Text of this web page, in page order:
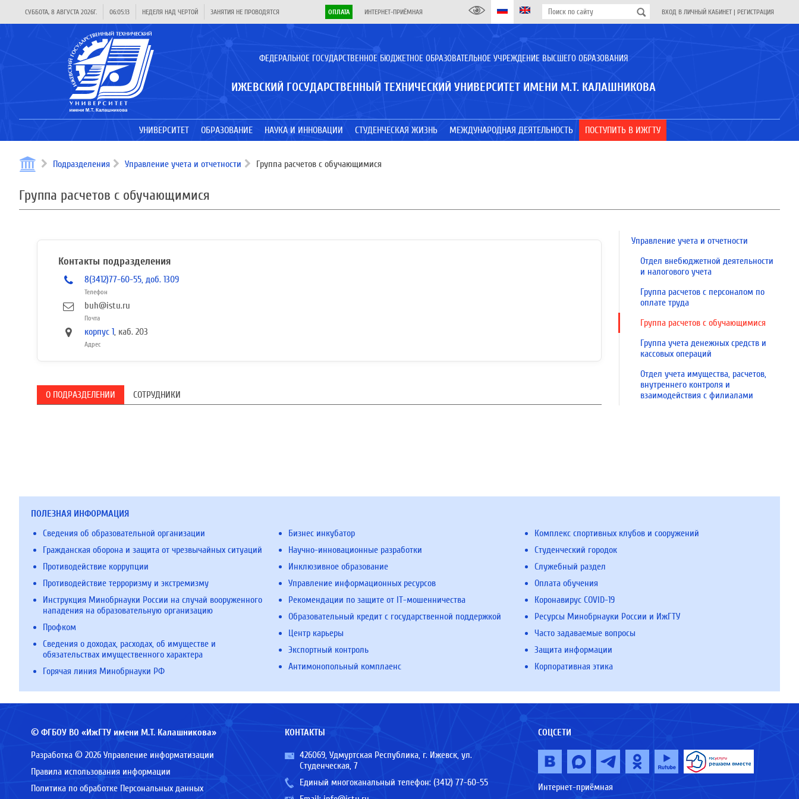
СУББОТА, 8 АВГУСТА 2026Г. 06:05:13 НЕДЕЛЯ НАД ЧЕРТОЙ ЗАНЯТИЯ НЕ ПРОВОДЯТСЯ ОПЛАТА ИНТЕРНЕТ-ПРИЁМНАЯ ВХОД В ЛИЧНЫЙ КАБИНЕТ | РЕГИСТРАЦИЯ
ФЕДЕРАЛЬНОЕ ГОСУДАРСТВЕННОЕ БЮДЖЕТНОЕ ОБРАЗОВАТЕЛЬНОЕ УЧРЕЖДЕНИЕ ВЫСШЕГО ОБРАЗОВАНИЯ
ИЖЕВСКИЙ ГОСУДАРСТВЕННЫЙ ТЕХНИЧЕСКИЙ УНИВЕРСИТЕТ ИМЕНИ М.Т. КАЛАШНИКОВА
УНИВЕРСИТЕТ ОБРАЗОВАНИЕ НАУКА И ИННОВАЦИИ СТУДЕНЧЕСКАЯ ЖИЗНЬ МЕЖДУНАРОДНАЯ ДЕЯТЕЛЬНОСТЬ ПОСТУПИТЬ В ИЖГТУ
Подразделения Управление учета и отчетности Группа расчетов с обучающимися
Группа расчетов с обучающимися
Контакты подразделения
8(3412)77-60-55, доб. 1309
Телефон
buh@istu.ru
Почта
корпус 1, каб. 203
Адрес
О ПОДРАЗДЕЛЕНИИ СОТРУДНИКИ
Управление учета и отчетности
Отдел внебюджетной деятельности
и налогового учета
Группа расчетов с персоналом по
оплате труда
Группа расчетов с обучающимися
Группа учета денежных средств и
кассовых операций
Отдел учета имущества, расчетов,
внутреннего контроля и
взаимодействия с филиалами
ПОЛЕЗНАЯ ИНФОРМАЦИЯ
Сведения об образовательной организации
Гражданская оборона и защита от чрезвычайных ситуаций
Противодействие коррупции
Противодействие терроризму и экстремизму
Инструкция Минобрнауки России на случай вооруженного
нападения на образовательную организацию
Профком
Сведения о доходах, расходах, об имуществе и
обязательствах имущественного характера
Горячая линия Минобрнауки РФ
Бизнес инкубатор
Научно-инновационные разработки
Инклюзивное образование
Управление информационных ресурсов
Рекомендации по защите от IT-мошенничества
Образовательный кредит с государственной поддержкой
Центр карьеры
Экспортный контроль
Антимонопольный комплаенс
Комплекс спортивных клубов и сооружений
Студенческий городок
Служебный раздел
Оплата обучения
Коронавирус COVID-19
Ресурсы Минобрнауки России и ИжГТУ
Часто задаваемые вопросы
Защита информации
Корпоративная этика
© ФГБОУ ВО «ИжГТУ имени М.Т. Калашникова»
Разработка © 2026 Управление информатизации
Правила использования информации
Политика по обработке Персональных данных
КОНТАКТЫ
426069, Удмуртская Республика, г. Ижевск, ул.
Студенческая, 7
Единый многоканальный телефон: (3412) 77-60-55
СОЦСЕТИ
Интернет-приёмная